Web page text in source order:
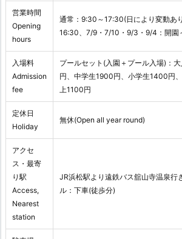
営業時間
Opening
hours
通常：9:30～17:30(日により変動あ
16:30、7/9・7/10・9/3・9/4：開園
入場料
Admission
fee
プールセット(入園＋プール入場)：
円、中学生1900円、小学生1400円
上1100円
定休日
Holiday
無休(Open all year round)
アクセ
ス・最寄
り駅
Access,
Nearest
station
JR浜松駅より遠鉄バス舘山寺温泉行
ル：下車(徒歩分)